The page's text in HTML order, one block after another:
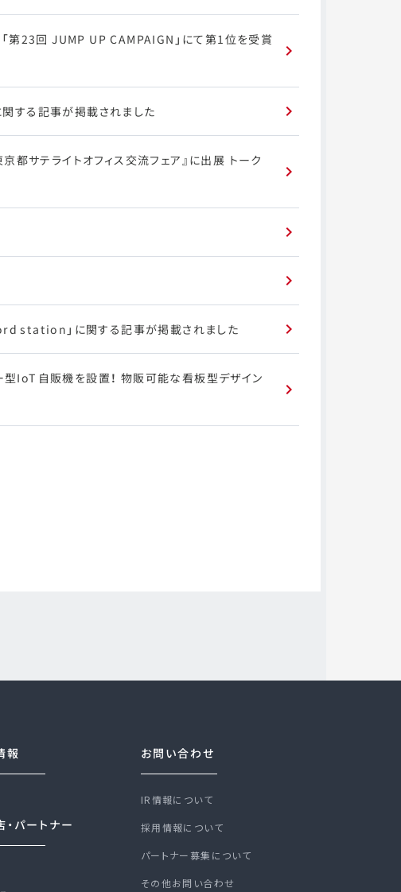
「第23回 JUMP UP CAMPAIGN」にて第1位を受賞
する記事が掲載されました
サテライトオフィス交流フェア』に出展 トーク
station」に関する記事が掲載されました
IoT自販機を設置！ 物販可能な看板型デザイン
報
パートナー
お問い合わせ
IR情報について
採用情報について
パートナー募集について
その他お問い合わせ